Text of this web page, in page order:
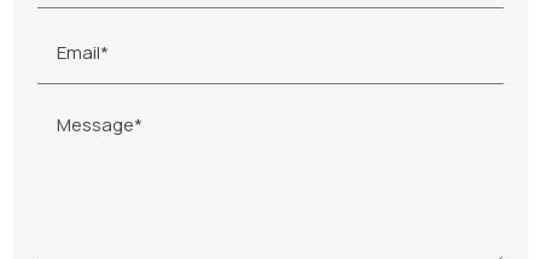
Email*
Message*